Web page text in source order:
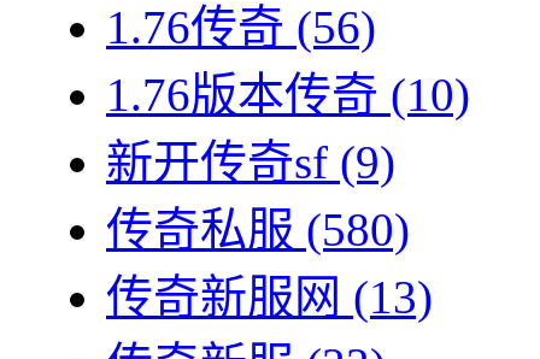
1.76传奇 (56)
1.76版本传奇 (10)
新开传奇sf (9)
传奇私服 (580)
传奇新服网 (13)